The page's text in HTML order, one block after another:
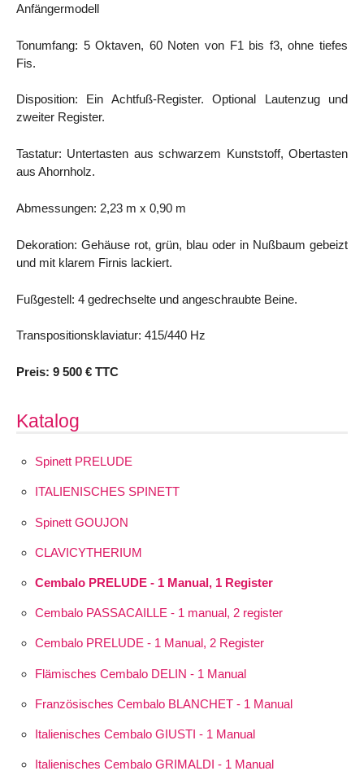
Anfängermodell
Tonumfang: 5 Oktaven, 60 Noten von F1 bis f3, ohne tiefes
Fis.
Disposition: Ein Achtfuß-Register. Optional Lautenzug und
zweiter Register.
Tastatur: Untertasten aus schwarzem Kunststoff, Obertasten
aus Ahornholz.
Abmessungen: 2,23 m x 0,90 m
Dekoration: Gehäuse rot, grün, blau oder in Nußbaum gebeizt
und mit klarem Firnis lackiert.
Fußgestell: 4 gedrechselte und angeschraubte Beine.
Transpositionsklaviatur: 415/440 Hz
Preis: 9 500 € TTC
Katalog
Spinett PRELUDE
ITALIENISCHES SPINETT
Spinett GOUJON
CLAVICYTHERIUM
Cembalo PRELUDE - 1 Manual, 1 Register
Cembalo PASSACAILLE - 1 manual, 2 register
Cembalo PRELUDE - 1 Manual, 2 Register
Flämisches Cembalo DELIN - 1 Manual
Französisches Cembalo BLANCHET - 1 Manual
Italienisches Cembalo GIUSTI - 1 Manual
Italienisches Cembalo GRIMALDI - 1 Manual